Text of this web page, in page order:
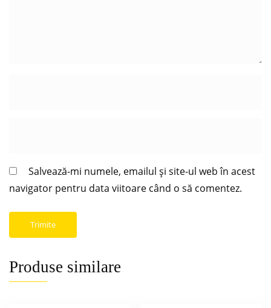
Salvează-mi numele, emailul și site-ul web în acest
navigator pentru data viitoare când o să comentez.
Produse similare